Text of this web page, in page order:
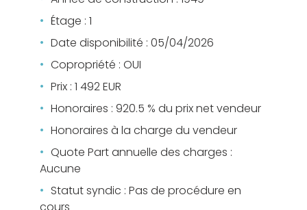
Étage : 1
Date disponibilité : 05/04/2026
Copropriété : OUI
Prix : 1 492 EUR
Honoraires : 920.5 % du prix net vendeur
Honoraires à la charge du vendeur
Quote Part annuelle des charges :
Aucune
Statut syndic : Pas de procédure en